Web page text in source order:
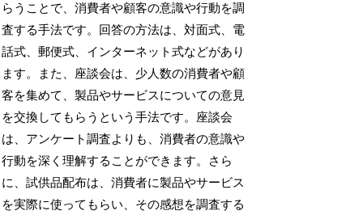
らうことで、消費者や顧客の意識や行動を調
査する手法です。回答の方法は、対面式、電
話式、郵便式、インターネット式などがあり
ます。また、座談会は、少人数の消費者や顧
客を集めて、製品やサービスについての意見
を交換してもらうという手法です。座談会
は、アンケート調査よりも、消費者の意識や
行動を深く理解することができます。さら
に、試供品配布は、消費者に製品やサービス
を実際に使ってもらい、その感想を調査する